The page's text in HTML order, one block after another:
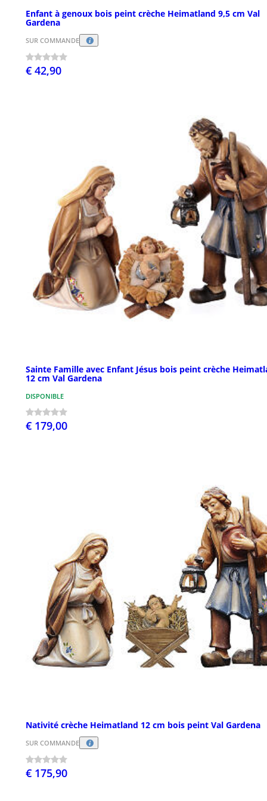
Enfant à genoux bois peint crèche Heimatland 9,5 cm Val
Gardena
SUR COMMANDE
€ 42,90
Sainte Famille avec Enfant Jésus bois peint crèche
12 cm Val Gardena
DISPONIBLE
€ 179,00
Nativité crèche Heimatland 12 cm bois peint Val Gardena
SUR COMMANDE
€ 175,90